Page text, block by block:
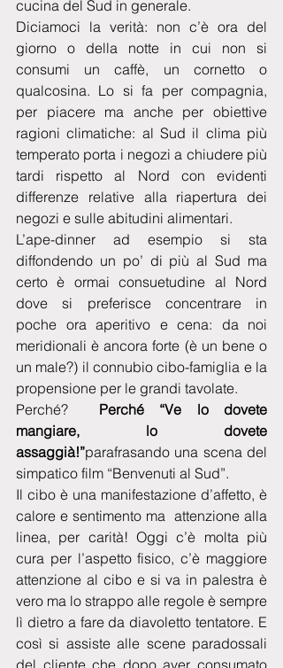
cucina del Sud in generale.
Diciamoci la verità: non c’è ora del
giorno o della notte in cui non si
consumi un caffè, un cornetto o
qualcosina. Lo si fa per compagnia,
per piacere ma anche per obiettive
ragioni climatiche: al Sud il clima più
temperato porta i negozi a chiudere più
tardi rispetto al Nord con evidenti
differenze relative alla riapertura dei
negozi e sulle abitudini alimentari.
L’ape-dinner ad esempio si sta
diffondendo un po’ di più al Sud ma
certo è ormai consuetudine al Nord
dove si preferisce concentrare in
poche ora aperitivo e cena: da noi
meridionali è ancora forte (è un bene o
un male?) il connubio cibo-famiglia e la
propensione per le grandi tavolate.
Perché? Perché “Ve lo dovete
mangiare, lo dovete
assaggià!”parafrasando una scena del
simpatico film “Benvenuti al Sud”.
Il cibo è una manifestazione d’affetto, è
calore e sentimento ma  attenzione alla
linea, per carità! Oggi c’è molta più
cura per l’aspetto fisico, c’è maggiore
attenzione al cibo e si va in palestra è
vero ma lo strappo alle regole è sempre
lì dietro a fare da diavoletto tentatore. E
così si assiste alle scene paradossali
del cliente che dopo aver consumato